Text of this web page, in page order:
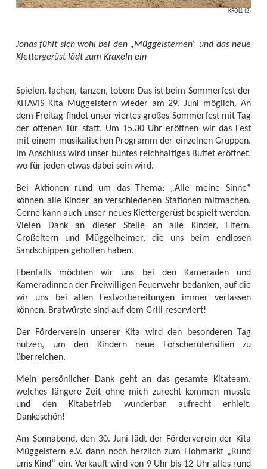
KROLL (2)
Jonas fühlt sich wohl bei den „Müggelsternen” und das neue
Klettergerüst lädt zum Kraxeln ein
Spielen, lachen, tanzen, toben: Das ist beim Sommerfest der
KITAVIS Kita Müggelstern wieder am 29. Juni möglich. An
dem Freitag findet unser viertes großes Sommerfest mit Tag
der offenen Tür statt. Um 15.30 Uhr eröffnen wir das Fest
mit einem musikalischen Programm der einzelnen Gruppen.
Im Anschluss wird unser buntes reichhaltiges Buffet eröffnet,
wo für jeden etwas dabei sein wird.
Bei Aktionen rund um das Thema: „Alle meine Sinne“
können alle Kinder an verschiedenen Stationen mitmachen.
Gerne kann auch unser neues Klettergerüst bespielt werden.
Vielen Dank an dieser Stelle an alle Kinder, Eltern,
Großeltern und Müggelheimer, die uns beim endlosen
Sandschippen geholfen haben.
Ebenfalls möchten wir uns bei den Kameraden und
Kameradinnen der Freiwilligen Feuerwehr bedanken, auf die
wir uns bei allen Festvorbereitungen immer verlassen
können. Bratwürste sind auf dem Grill reserviert!
Der Förderverein unserer Kita wird den besonderen Tag
nutzen, um den Kindern neue Forscherutensilien zu
überreichen.
Mein persönlicher Dank geht an das gesamte Kitateam,
welches längere Zeit ohne mich zurecht kommen musste
und den Kitabetrieb wunderbar aufrecht erhielt.
Dankeschön!
Am Sonnabend, den 30. Juni lädt der Förderverein der Kita
Müggelstern e.V. dann noch herzlich zum Flohmarkt „Rund
ums Kind“ ein. Verkauft wird von 9 Uhr bis 12 Uhr alles rund